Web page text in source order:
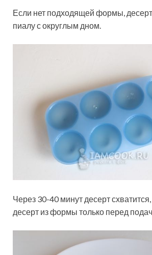
Если нет подходящей формы,
пиалу с округлым дном.
Через 30-40 минут десерт
десерт из формы только перед